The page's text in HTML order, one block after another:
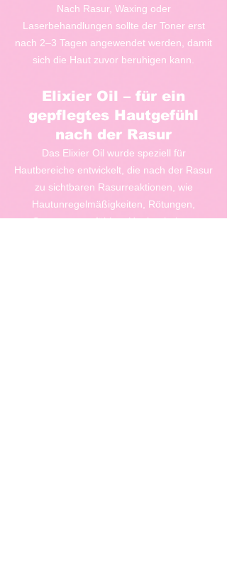
Nach Rasur, Waxing oder
Laserbehandlungen sollte der Toner erst
nach 2–3 Tagen angewendet werden, damit
sich die Haut zuvor beruhigen kann.
Elixier Oil – für ein
gepflegtes Hautgefühl
nach der Rasur
Das Elixier Oil wurde speziell für
Hautbereiche entwickelt, die nach der Rasur
zu sichtbaren Rasurreaktionen, wie
Hautunregelmäßigkeiten, Rötungen,
Spannungsgefühlen, Unebenheiten,